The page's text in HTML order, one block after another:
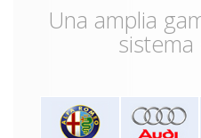
Una amplia